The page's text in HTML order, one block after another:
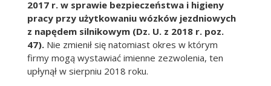
2017 r. w sprawie bezpieczeństwa i higieny
pracy przy użytkowaniu wózków jezdniowych
z napędem silnikowym (Dz. U. z 2018 r. poz.
47). Nie zmienił się natomiast okres w którym
firmy mogą wystawiać imienne zezwolenia, ten
upłynął w sierpniu 2018 roku.